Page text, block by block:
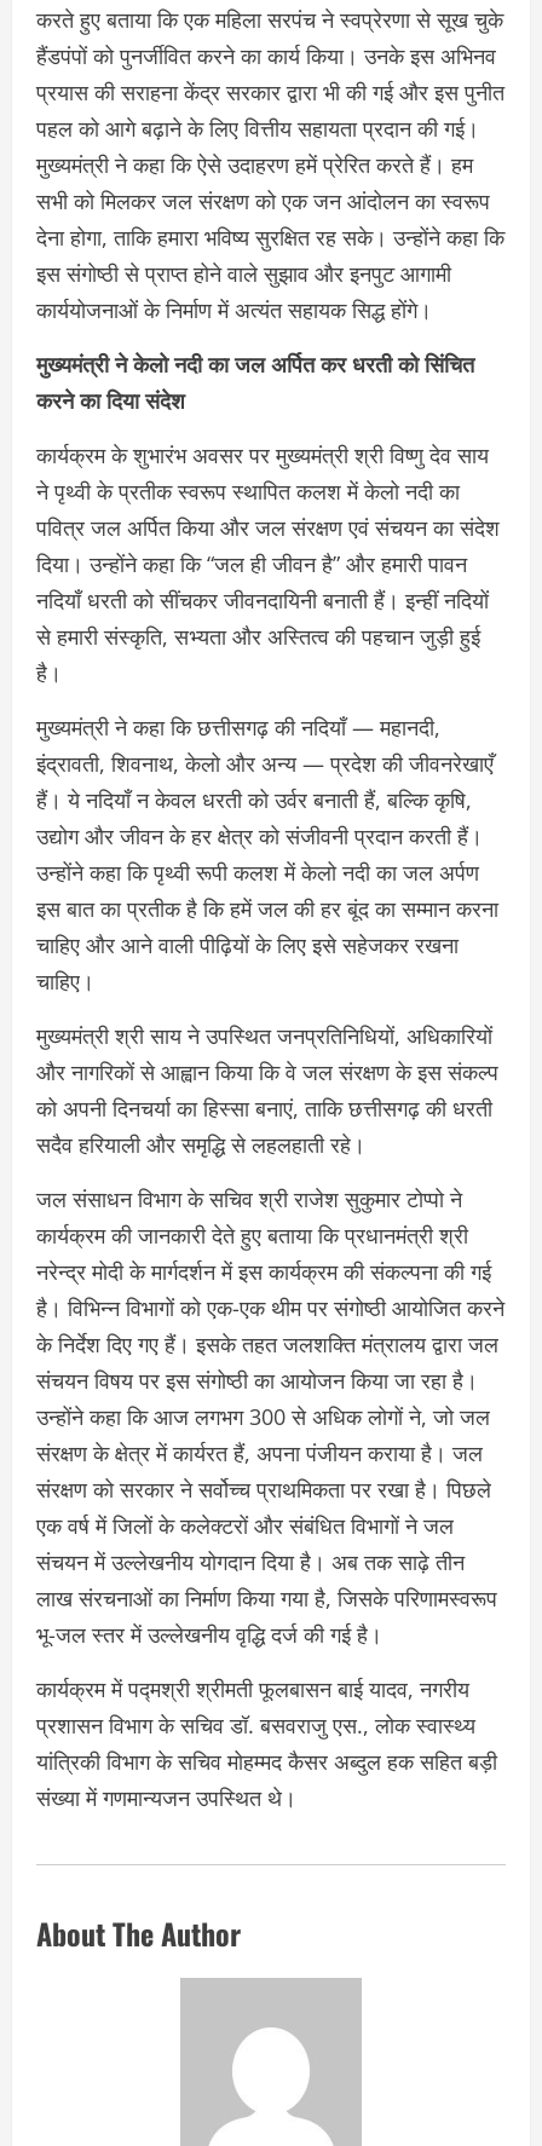
करते हुए बताया कि एक महिला सरपंच ने स्वप्रेरणा से सूख चुके
हैंडपंपों को पुनर्जीवित करने का कार्य किया। उनके इस अभिनव
प्रयास की सराहना केंद्र सरकार द्वारा भी की गई और इस पुनीत
पहल को आगे बढ़ाने के लिए वित्तीय सहायता प्रदान की गई।
मुख्यमंत्री ने कहा कि ऐसे उदाहरण हमें प्रेरित करते हैं। हम
सभी को मिलकर जल संरक्षण को एक जन आंदोलन का स्वरूप
देना होगा, ताकि हमारा भविष्य सुरक्षित रह सके। उन्होंने कहा कि
इस संगोष्ठी से प्राप्त होने वाले सुझाव और इनपुट आगामी
कार्ययोजनाओं के निर्माण में अत्यंत सहायक सिद्ध होंगे।
मुख्यमंत्री ने केलो नदी का जल अर्पित कर धरती को सिंचित
करने का दिया संदेश
कार्यक्रम के शुभारंभ अवसर पर मुख्यमंत्री श्री विष्णु देव साय
ने पृथ्वी के प्रतीक स्वरूप स्थापित कलश में केलो नदी का
पवित्र जल अर्पित किया और जल संरक्षण एवं संचयन का संदेश
दिया। उन्होंने कहा कि “जल ही जीवन है” और हमारी पावन
नदियाँ धरती को सींचकर जीवनदायिनी बनाती हैं। इन्हीं नदियों
से हमारी संस्कृति, सभ्यता और अस्तित्व की पहचान जुड़ी हुई
है।
मुख्यमंत्री ने कहा कि छत्तीसगढ़ की नदियाँ — महानदी,
इंद्रावती, शिवनाथ, केलो और अन्य — प्रदेश की जीवनरेखाएँ
हैं। ये नदियाँ न केवल धरती को उर्वर बनाती हैं, बल्कि कृषि,
उद्योग और जीवन के हर क्षेत्र को संजीवनी प्रदान करती हैं।
उन्होंने कहा कि पृथ्वी रूपी कलश में केलो नदी का जल अर्पण
इस बात का प्रतीक है कि हमें जल की हर बूंद का सम्मान करना
चाहिए और आने वाली पीढ़ियों के लिए इसे सहेजकर रखना
चाहिए।
मुख्यमंत्री श्री साय ने उपस्थित जनप्रतिनिधियों, अधिकारियों
और नागरिकों से आह्वान किया कि वे जल संरक्षण के इस संकल्प
को अपनी दिनचर्या का हिस्सा बनाएं, ताकि छत्तीसगढ़ की धरती
सदैव हरियाली और समृद्धि से लहलहाती रहे।
जल संसाधन विभाग के सचिव श्री राजेश सुकुमार टोप्पो ने
कार्यक्रम की जानकारी देते हुए बताया कि प्रधानमंत्री श्री
नरेन्द्र मोदी के मार्गदर्शन में इस कार्यक्रम की संकल्पना की गई
है। विभिन्न विभागों को एक-एक थीम पर संगोष्ठी आयोजित करने
के निर्देश दिए गए हैं। इसके तहत जलशक्ति मंत्रालय द्वारा जल
संचयन विषय पर इस संगोष्ठी का आयोजन किया जा रहा है।
उन्होंने कहा कि आज लगभग 300 से अधिक लोगों ने, जो जल
संरक्षण के क्षेत्र में कार्यरत हैं, अपना पंजीयन कराया है। जल
संरक्षण को सरकार ने सर्वोच्च प्राथमिकता पर रखा है। पिछले
एक वर्ष में जिलों के कलेक्टरों और संबंधित विभागों ने जल
संचयन में उल्लेखनीय योगदान दिया है। अब तक साढ़े तीन
लाख संरचनाओं का निर्माण किया गया है, जिसके परिणामस्वरूप
भू-जल स्तर में उल्लेखनीय वृद्धि दर्ज की गई है।
कार्यक्रम में पद्मश्री श्रीमती फूलबासन बाई यादव, नगरीय
प्रशासन विभाग के सचिव डॉ. बसवराजु एस., लोक स्वास्थ्य
यांत्रिकी विभाग के सचिव मोहम्मद कैसर अब्दुल हक सहित बड़ी
संख्या में गणमान्यजन उपस्थित थे।
About The Author